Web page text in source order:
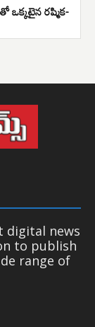
రష్మిక-
digital news
to publish
range of